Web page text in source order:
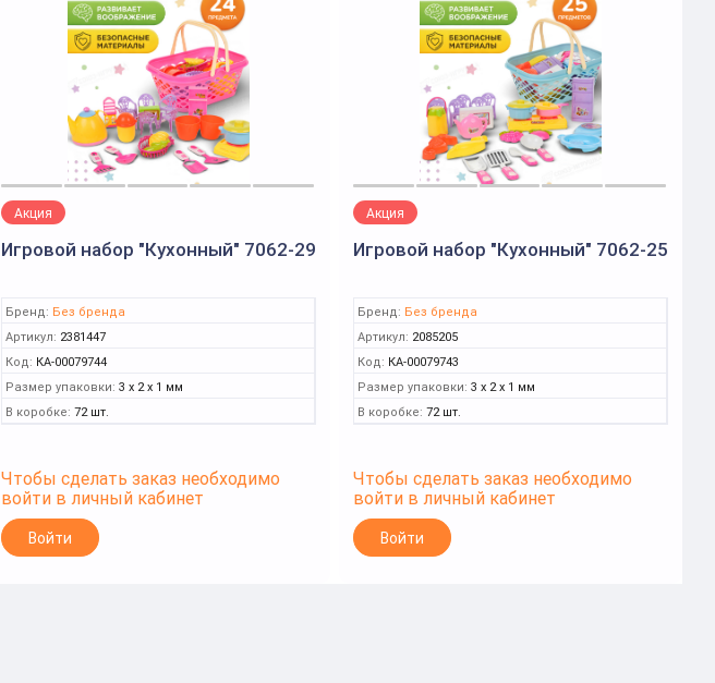
Акция
Игровой набор "Кухонный" 7062-29
Бренд: Без бренда
Артикул: 2381447
Код: КА-00079744
Размер упаковки: 3 x 2 x 1 мм
В коробке: 72 шт.
Чтобы сделать заказ необходимо
войти в личный кабинет
Войти
Акция
Игровой набор "Кухонный" 7062-25
Бренд: Без бренда
Артикул: 2085205
Код: КА-00079743
Размер упаковки: 3 x 2 x 1 мм
В коробке: 72 шт.
Чтобы сделать заказ необходимо
войти в личный кабинет
Войти